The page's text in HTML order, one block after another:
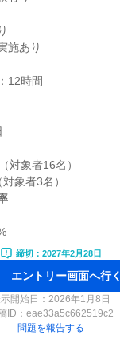
12時間
対象者16名）
締切：2027年2月28日
エントリー画面へ行く
開始日：2026年1月8日
ID： eae33a5c662519c2
問題を報告する